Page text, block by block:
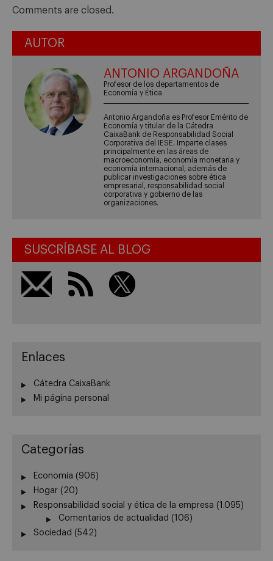
Comments are closed.
AUTOR
ANTONIO ARGANDOÑA
Profesor de los departamentos de
Economía y Ética
Antonio Argandoña es Profesor Emérito de
Economía y titular de la Cátedra
CaixaBank de Responsabilidad Social
Corporativa del IESE. Imparte clases
principalmente en las áreas de
macroeconomía, economía monetaria y
economía internacional, además de
publicar investigaciones sobre ética
empresarial, responsabilidad social
corporativa y gobierno de las
organizaciones.
SUSCRÍBASE AL BLOG
Enlaces
Cátedra CaixaBank
Mi página personal
Categorías
Economía (906)
Hogar (20)
Responsabilidad social y ética de la empresa (1.095)
Comentarios de actualidad (106)
Sociedad (542)